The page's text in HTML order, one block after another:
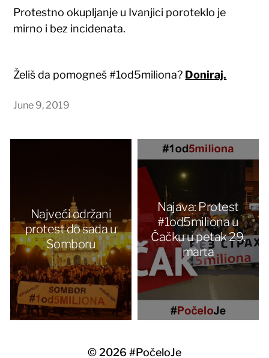
Protestno okupljanje u Ivanjici poroteklo je
mirno i bez incidenata.
Želiš da pomogneš #1od5miliona? Doniraj.
June 9, 2019
Najveći održani
protest do sada u
Somboru
Najava: Protest
#1od5miliona u
Čačku u petak 29.
marta
© 2026#PočeloJe